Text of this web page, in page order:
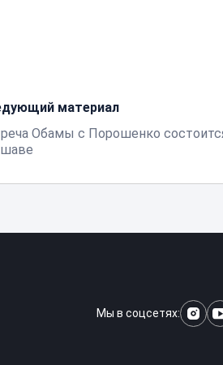
материал
Обамы с Порошенко
Мы в соцсетях: